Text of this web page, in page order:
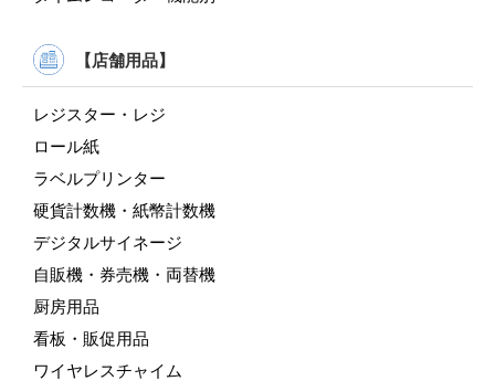
【店舗用品】
レジスター・レジ
ロール紙
ラベルプリンター
硬貨計数機・紙幣計数機
デジタルサイネージ
自販機・券売機・両替機
厨房用品
看板・販促用品
ワイヤレスチャイム